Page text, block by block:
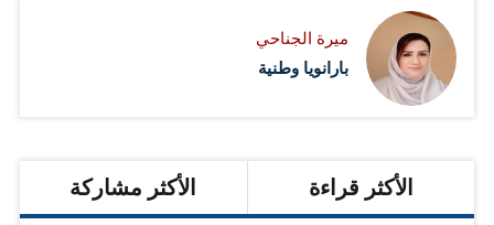
ميرة الجناحي
بارانويا وطنية
الأكثر قراءة الأكثر مشاركة